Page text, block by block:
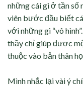
những cái gì ở tần số
viên bước đầu biết
với những gì “vô
thầy chỉ giúp được
thuộc vào bản thân
Mình nhắc lại vài ý